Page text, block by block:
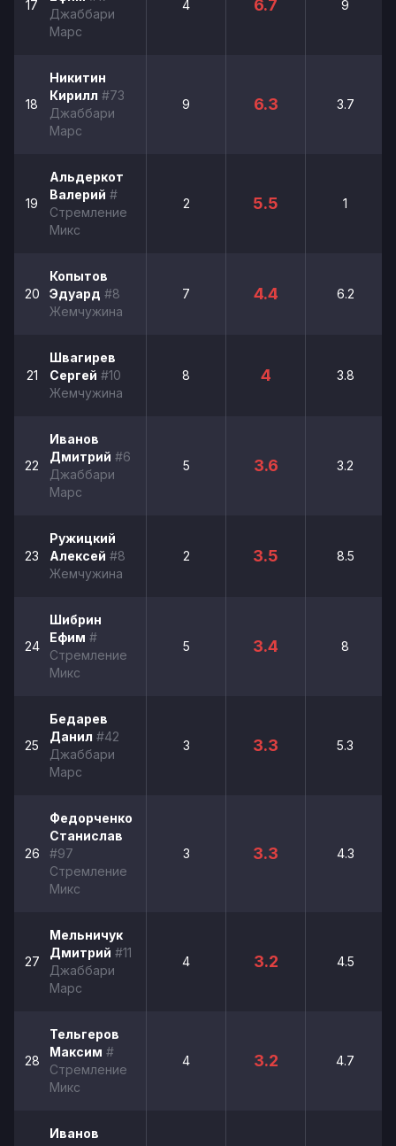
17
Джаббари
Марс
4 6.7 9
18
Никитин
Кирилл #73
Джаббари
Марс
9 6.3 3.7
19
Альдеркот
Валерий #
Стремление
Микс
2 5.5 1
20
Копытов
Эдуард #8
Жемчужина
7 4.4 6.2
21
Швагирев
Сергей #10
Жемчужина
8 4 3.8
22
Иванов
Дмитрий #6
Джаббари
Марс
5 3.6 3.2
23
Ружицкий
Алексей #8
Жемчужина
2 3.5 8.5
24
Шибрин
Ефим #
Стремление
Микс
5 3.4 8
25
Бедарев
Данил #42
Джаббари
Марс
3 3.3 5.3
26
Федорченко
Станислав
#97
Стремление
Микс
3 3.3 4.3
27
Мельничук
Дмитрий #11
Джаббари
Марс
4 3.2 4.5
28
Тельгеров
Максим #
Стремление
Микс
4 3.2 4.7
Иванов